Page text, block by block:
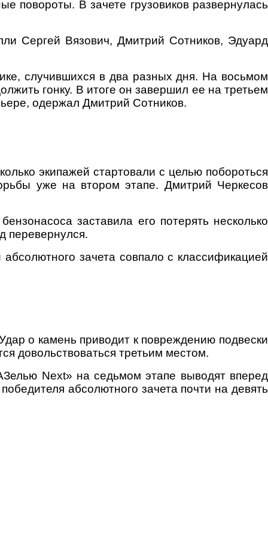
повороты. В зачете грузовиков развернулась
Сергей Вязович, Дмитрий Сотников, Эдуард
случившихся в два разных дня. На восьмом
гонку. В итоге он завершил ее на третьем
одержал Дмитрий Сотников.
экипажей стартовали с целью побороться
уже на втором этапе. Дмитрий Черкесов
заставила его потерять несколько
перевернулся.
зачета совпало с классификацией
о камень приводит к повреждению подвески
довольствоваться третьим местом.
Next» на седьмом этапе выводят вперед
абсолютного зачета почти на девять